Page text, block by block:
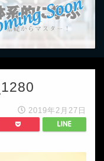
2019年2月27日